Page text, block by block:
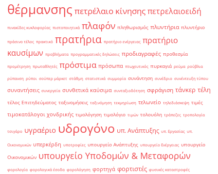
θέρμανσης πετρέλαιο κίνησηςπετρελαιοειδή
πινακίδες κυκλοφορίας πιστοποιητικά πλαφόν πληθωρισμός πλυντήρια πλυντήριο
πράσινο τέλος πρακτικό πρατήρια πρατήριο ενέργειας πρατήριο
καυσίμων προβλήματα προγραμματικές δηλώσεις προδιαγραφές προθεσμία
προμέτρηση πρωταθλητές πρόστιμα πρόσωπα πτωχευτικός πυρκαγιά ρεύμα ρούβλια
ρύπανση ρύποι σούπερ μάρκετ στάθμη στατιστικά συμμορία συνάντηση συνέδριο συνέντευξη τύπου
συναντήσεις συνεργεία συνθετικά καύσιμα συνταξιοδότηση σφράγιση τάνκερ τέλη
τέλος Επιτηδεύματος ταξινομήσεις ταξινόμηση τεκμηρίωση τελωνείο τηλεδιάσκεψη τιμές
τιμοκατάλογοι χονδρικής τιμολόγηση τιμολόγιο τιμών τολουόλη τράπεζες τροπολογία
τσιγάρο υγραέριο υδρογόνο υπ. Ανάπτυξης υπ. Εργασίας υπ.
Οικονομικών υπερκέρδη υποτροφίες υπουργείο Ανάπτυξης υπουργείο Ενέργειας υπουργείο
Οικονομικών υπουργείο Υποδομών & Μεταφορών
φορολογία φορολογικά έσοδα φορολόγηση φορτηγά φορτιστές φυσικές καταστροφές